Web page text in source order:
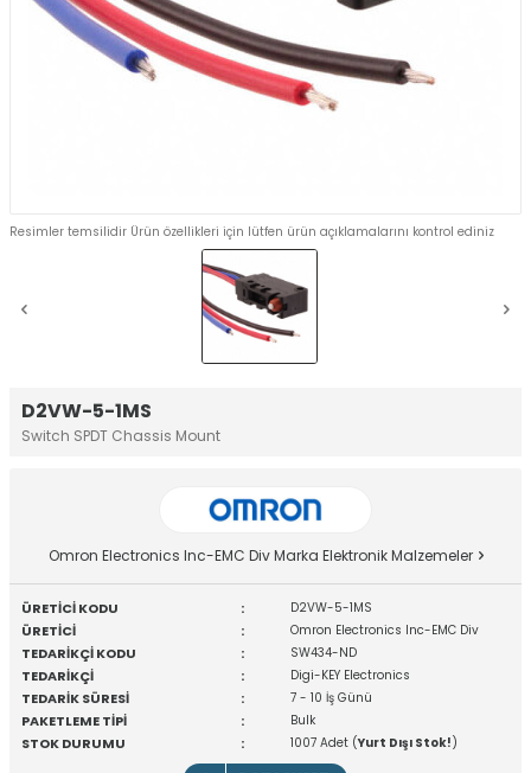
D2VW-5-1MS
Switch SPDT Chassis Mount
Resimler temsilidir Ürün özellikleri için lütfen ürün açıklamalarını kontrol ediniz
Omron Electronics Inc-EMC Div Marka Elektronik Malzemeler
ÜRETİCİ KODU : D2VW-5-1MS
ÜRETİCİ : Omron Electronics Inc-EMC Div
TEDARİKÇİ KODU : SW434-ND
TEDARİKÇİ : Digi-KEY Electronics
TEDARİK SÜRESİ : 7 - 10 İş Günü
PAKETLEME TİPİ : Bulk
STOK DURUMU : 1007 Adet (Yurt Dışı Stok!)